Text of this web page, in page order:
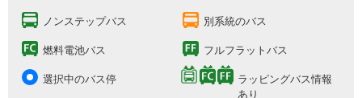
ノンステップバス 別系統のバス
燃料電池バス フルフラットバス
選択中のバス停
ラッピングバス情報
あり